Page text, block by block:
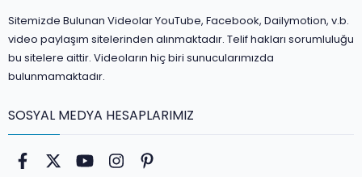
Sitemizde Bulunan Videolar YouTube, Facebook, Dailymotion, v.b.
video paylaşım sitelerinden alınmaktadır. Telif hakları sorumluluğu
bu sitelere aittir. Videoların hiç biri sunucularımızda
bulunmamaktadır.
SOSYAL MEDYA HESAPLARIMIZ
Facebook
Twitter youtubeInstagram